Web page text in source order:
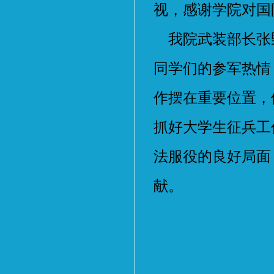
视，感谢学院对
我院武装部长张
同学们的参军热
作摆在重要位置
抓好大学生征兵
法服役的良好局
献。